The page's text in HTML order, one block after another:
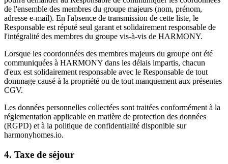
de l'ensemble des membres du groupe majeurs (nom, prénom,
adresse e-mail). En l'absence de transmission de cette liste, le
Responsable est réputé seul garant et solidairement responsable de
l'intégralité des membres du groupe vis-à-vis de HARMONY.
Lorsque les coordonnées des membres majeurs du groupe ont été
communiquées à HARMONY dans les délais impartis, chacun
d'eux est solidairement responsable avec le Responsable de tout
dommage causé à la propriété ou de tout manquement aux présentes
CGV.
Les données personnelles collectées sont traitées conformément à la
réglementation applicable en matière de protection des données
(RGPD) et à la politique de confidentialité disponible sur
harmonyhomes.io.
4. Taxe de séjour